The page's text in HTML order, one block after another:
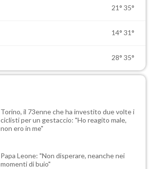
21° 35°
14° 31°
28° 35°
Torino, il 73enne che ha investito due volte i
ciclisti per un gestaccio: "Ho reagito male,
non ero in me"
Papa Leone: "Non disperare, neanche nei
momenti di buio"